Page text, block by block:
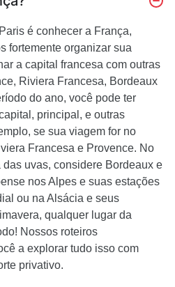
é conhecer a França,
fortemente organizar sua
a capital francesa com outras
Riviera Francesa, Bordeaux
do ano, você pode ter
principal, e outras
se sua viagem for no
Francesa e Provence. No
uvas, considere Bordeaux e
nos Alpes e suas estações
ou na Alsácia e seus
qualquer lugar da
Nossos roteiros
a explorar tudo isso com
privativo.